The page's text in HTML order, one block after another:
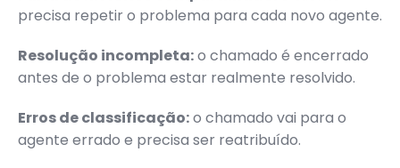
precisa repetir o problema para cada novo agente.
Resolução incompleta:o chamado é encerrado
antes de o problema estar realmente resolvido.
Erros de classificação:o chamado vai para o
agente errado e precisa ser reatribuído.